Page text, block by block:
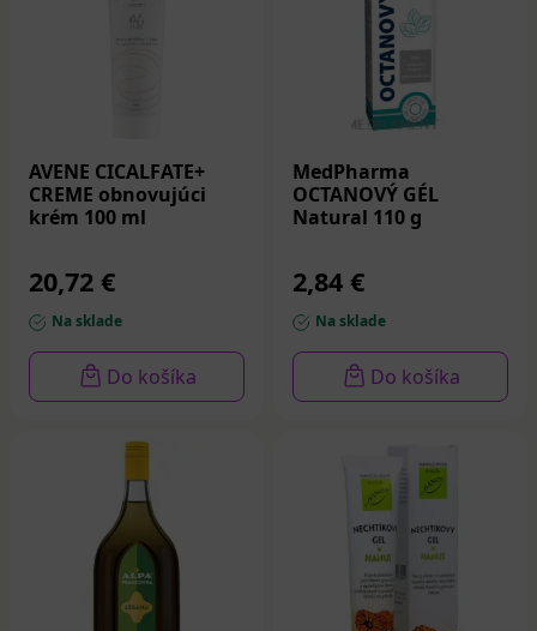
AVENE CICALFATE+
CREME obnovujúci
krém 100 ml
20,72 €
Na sklade
Do košíka
MedPharma
OCTANOVÝ GÉL
Natural 110 g
2,84 €
Na sklade
Do košíka